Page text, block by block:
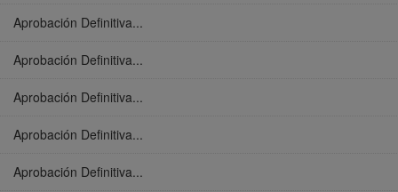
Aprobación Definitiva...
Aprobación Definitiva...
Aprobación Definitiva...
Aprobación Definitiva...
Aprobación Definitiva...